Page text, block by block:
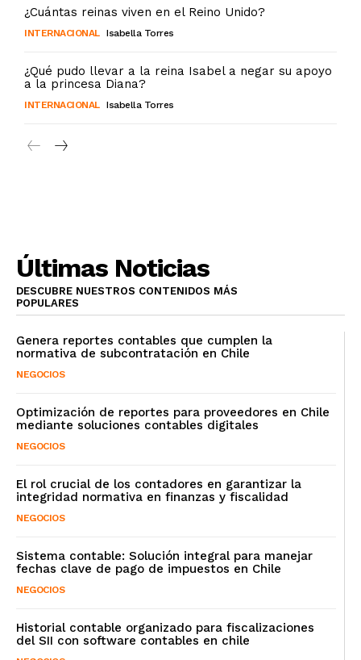
¿Cuántas reinas viven en el Reino Unido?
INTERNACIONAL Isabella Torres
¿Qué pudo llevar a la reina Isabel a negar su apoyo
a la princesa Diana?
INTERNACIONAL Isabella Torres
Últimas Noticias
DESCUBRE NUESTROS CONTENIDOS MÁS
POPULARES
Genera reportes contables que cumplen la
normativa de subcontratación en Chile
NEGOCIOS
Optimización de reportes para proveedores en Chile
mediante soluciones contables digitales
NEGOCIOS
El rol crucial de los contadores en garantizar la
integridad normativa en finanzas y fiscalidad
NEGOCIOS
Sistema contable: Solución integral para manejar
fechas clave de pago de impuestos en Chile
NEGOCIOS
Historial contable organizado para fiscalizaciones
del SII con software contables en chile